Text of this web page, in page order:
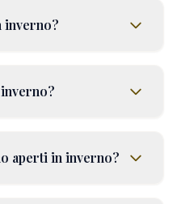
inverno?
aperti in inverno?